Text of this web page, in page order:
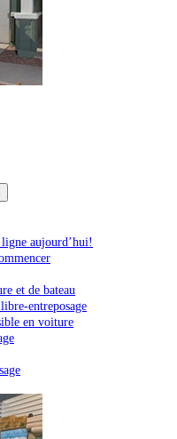
aujourd’hui!
et de bateau
entreposage
en voiture